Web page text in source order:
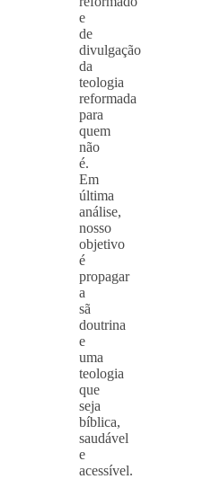
e
de
divulgação
da
teologia
reformada
para
quem
não
é.
Em
última
análise,
nosso
objetivo
é
propagar
a
sã
doutrina
e
uma
teologia
que
seja
bíblica,
saudável
e
acessível.